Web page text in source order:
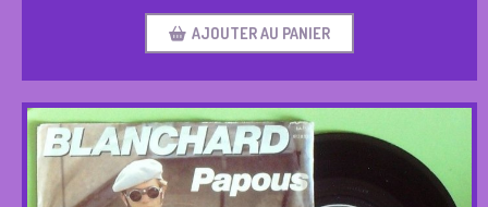
AJOUTER AU PANIER